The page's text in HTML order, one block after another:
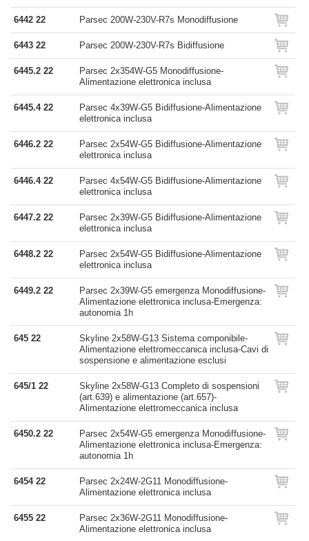
6442 22 Parsec 200W-230V-R7s Monodiffusione
6443 22 Parsec 200W-230V-R7s Bidiffusione
6445.2 22
Parsec 2x354W-G5 Monodiffusione-
Alimentazione elettronica inclusa
6445.4 22
Parsec 4x39W-G5 Bidiffusione-Alimentazione
elettronica inclusa
6446.2 22
Parsec 2x54W-G5 Bidiffusione-Alimentazione
elettronica inclusa
6446.4 22
Parsec 4x54W-G5 Bidiffusione-Alimentazione
elettronica inclusa
6447.2 22
Parsec 2x39W-G5 Bidiffusione-Alimentazione
elettronica inclusa
6448.2 22
Parsec 2x54W-G5 Bidiffusione-Alimentazione
elettronica inclusa
6449.2 22
Parsec 2x39W-G5 emergenza Monodiffusione-
Alimentazione elettronica inclusa-Emergenza:
autonomia 1h
645 22
Skyline 2x58W-G13 Sistema componibile-
Alimentazione elettromeccanica inclusa-Cavi di
sospensione e alimentazione esclusi
645/1 22
Skyline 2x58W-G13 Completo di sospensioni
(art.639) e alimentazione (art.657)-
Alimentazione elettromeccanica inclusa
6450.2 22
Parsec 2x54W-G5 emergenza Monodiffusione-
Alimentazione elettronica inclusa-Emergenza:
autonomia 1h
6454 22
Parsec 2x24W-2G11 Monodiffusione-
Alimentazione elettronica inclusa
6455 22
Parsec 2x36W-2G11 Monodiffusione-
Alimentazione elettronica inclusa